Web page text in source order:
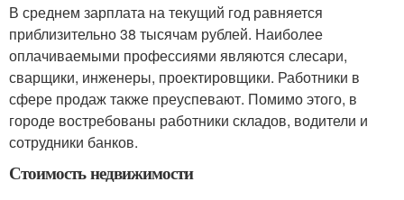
В среднем зарплата на текущий год равняется
приблизительно 38 тысячам рублей. Наиболее
оплачиваемыми профессиями являются слесари,
сварщики, инженеры, проектировщики. Работники в
сфере продаж также преуспевают. Помимо этого, в
городе востребованы работники складов, водители и
сотрудники банков.
Стоимость недвижимости